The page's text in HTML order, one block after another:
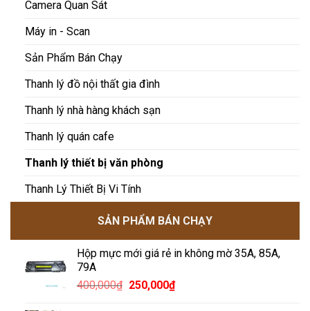
Camera Quan Sát
Máy in - Scan
Sản Phẩm Bán Chạy
Thanh lý đồ nội thất gia đình
Thanh lý nhà hàng khách sạn
Thanh lý quán cafe
Thanh lý thiết bị văn phòng
Thanh Lý Thiết Bị Vi Tính
SẢN PHẨM BÁN CHẠY
Hộp mực mới giá rẻ in không mờ 35A, 85A,
79A
400,000₫ 250,000₫